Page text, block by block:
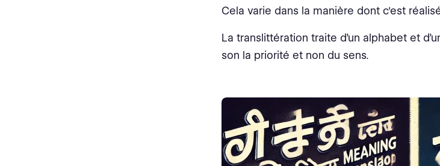
Cela varie dans la manière dont c'est
La translittération traite d’un alphabet et
son la priorité et non du sens.